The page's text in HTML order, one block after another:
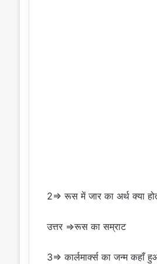
2⇒ रूस में जार का अर्थ क्या
उत्तर ⇒रूस का सम्राट
3⇒ कार्लमार्क्स का जन्म कहाँ